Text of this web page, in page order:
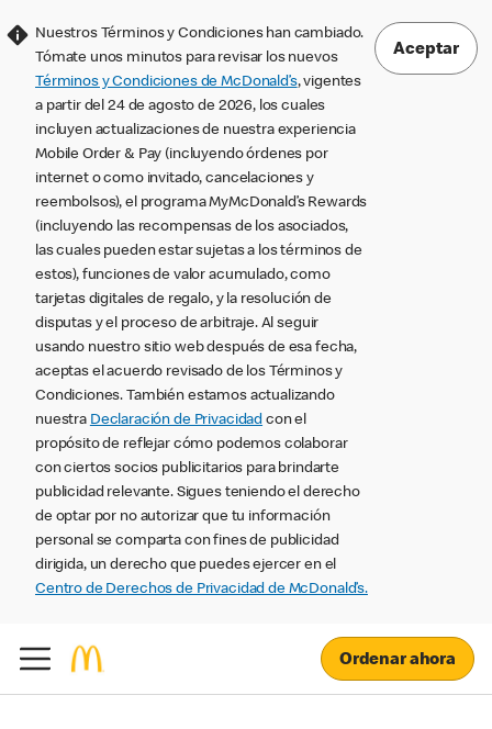
Nuestros Términos y Condiciones han cambiado.
Tómate unos minutos para revisar los nuevos
Términos y Condiciones de McDonald’s, vigentes
a partir del 24 de agosto de 2026, los cuales
incluyen actualizaciones de nuestra experiencia
Mobile Order & Pay (incluyendo órdenes por
internet o como invitado, cancelaciones y
reembolsos), el programa MyMcDonald’s Rewards
(incluyendo las recompensas de los asociados,
las cuales pueden estar sujetas a los términos de
estos), funciones de valor acumulado, como
tarjetas digitales de regalo, y la resolución de
disputas y el proceso de arbitraje. Al seguir
usando nuestro sitio web después de esa fecha,
aceptas el acuerdo revisado de los Términos y
Condiciones. También estamos actualizando
nuestra Declaración de Privacidad con el
propósito de reflejar cómo podemos colaborar
con ciertos socios publicitarios para brindarte
publicidad relevante. Sigues teniendo el derecho
de optar por no autorizar que tu información
personal se comparta con fines de publicidad
dirigida, un derecho que puedes ejercer en el
Centro de Derechos de Privacidad de McDonald’s.
Aceptar
Ordenar ahora